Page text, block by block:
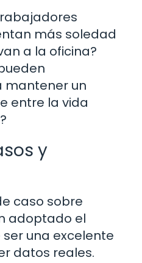
más soledad
a la oficina?
un
entre la vida
y
caso sobre
adoptado el
una excelente
datos reales.